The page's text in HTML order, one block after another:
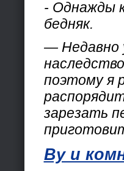
- Однажды
бедняк.
— Недавно
поэтому я
зарезать
Ву и